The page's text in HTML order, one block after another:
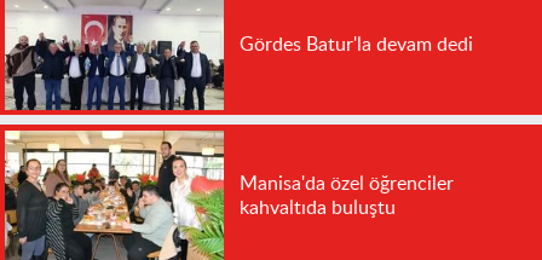
Gördes Batur'la devam dedi
Manisa'da özel öğrenciler
kahvaltıda buluştu